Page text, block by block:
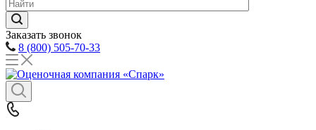
Заказать звонок
8 (800) 505-70-33